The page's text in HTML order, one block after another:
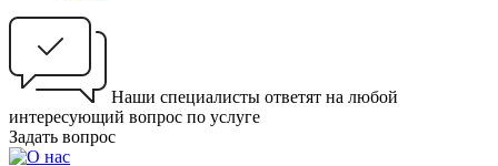
Наши специалисты ответят на любой
интересующий вопрос по услуге
Задать вопрос